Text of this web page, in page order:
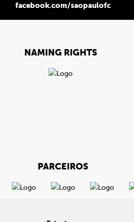
facebook.com/saopaulofc
NAMING RIGHTS
PARCEIROS